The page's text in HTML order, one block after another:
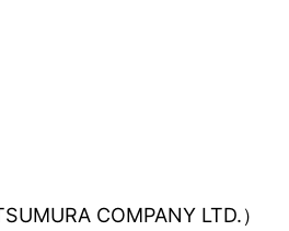
COMPANY LTD.）